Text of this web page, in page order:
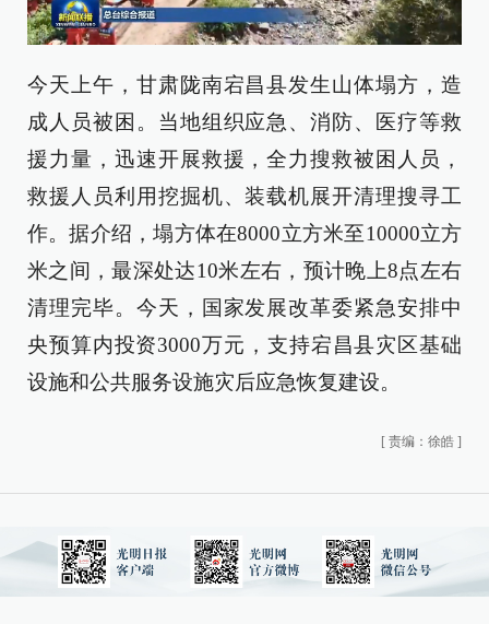
今天上午，甘肃陇南宕昌县发生山体塌方，造
成人员被困。当地组织应急、消防、医疗等救
援力量，迅速开展救援，全力搜救被困人员，
救援人员利用挖掘机、装载机展开清理搜寻工
作。据介绍，塌方体在8000立方米至10000立方
米之间，最深处达10米左右，预计晚上8点左右
清理完毕。今天，国家发展改革委紧急安排中
央预算内投资3000万元，支持宕昌县灾区基础
设施和公共服务设施灾后应急恢复建设。
[ 责编：徐皓 ]